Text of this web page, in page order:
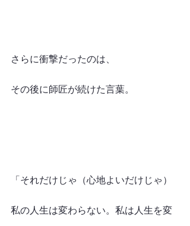
さらに衝撃だったのは、
その後に師匠が続けた言葉。
「それだけじゃ（心地よいだけじゃ）
私の人生は変わらない。私は人生を変